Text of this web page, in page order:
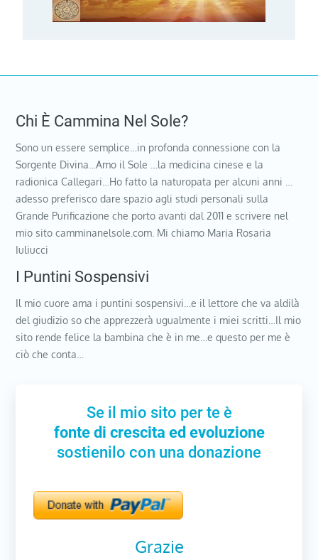
Chi È Cammina Nel Sole?
Sono un essere semplice…in profonda connessione con la
Sorgente Divina…Amo il Sole …la medicina cinese e la
radionica Callegari…Ho fatto la naturopata per alcuni anni …
adesso preferisco dare spazio agli studi personali sulla
Grande Purificazione che porto avanti dal 2011 e scrivere nel
mio sito camminanelsole.com. Mi chiamo Maria Rosaria
Iuliucci
I Puntini Sospensivi
Il mio cuore ama i puntini sospensivi…e il lettore che va aldilà
del giudizio so che apprezzerà ugualmente i miei scritti…Il mio
sito rende felice la bambina che è in me…e questo per me è
ciò che conta…
Se il mio sito per te è
fonte di crescita ed evoluzione
sostienilo con una donazione
Grazie